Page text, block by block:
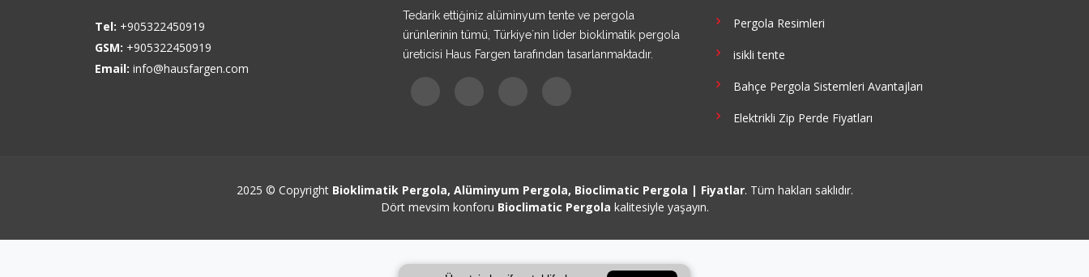
Tel: +905322450919
GSM: +905322450919
Email: info@hausfargen.com
Tedarik ettiğiniz alüminyum tente ve pergola
ürünlerinin tümü, Türkiye`nin lider bioklimatik pergola
üreticisi Haus Fargen tarafından tasarlanmaktadır.
Pergola Resimleri
isikli tente
Bahçe Pergola Sistemleri Avantajları
Elektrikli Zip Perde Fiyatları
2025 © Copyright Bioklimatik Pergola, Alüminyum Pergola, Bioclimatic Pergola | Fiyatlar. Tüm hakları saklıdır.
Dört mevsim konforu Bioclimatic Pergola kalitesiyle yaşayın.